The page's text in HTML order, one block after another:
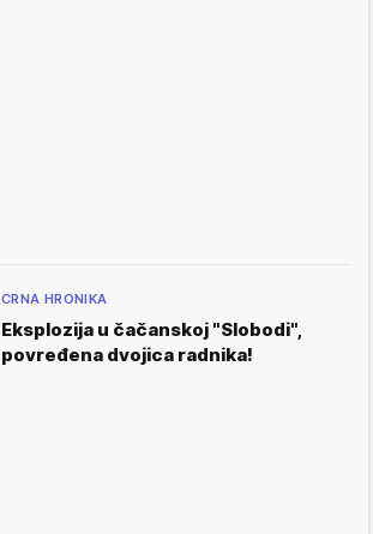
CRNA HRONIKA
Eksplozija u čačanskoj "Slobodi",
povređena dvojica radnika!